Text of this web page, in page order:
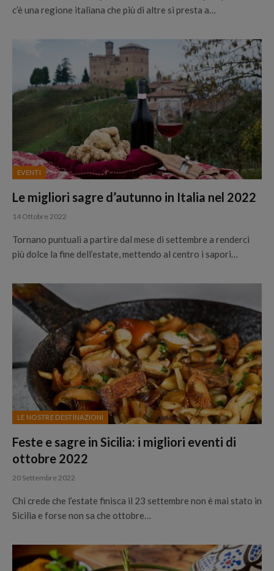
c’è una regione italiana che più di altre si presta a…
EVENTI
Le migliori sagre d’autunno in Italia nel 2022
14 Ottobre 2022
Tornano puntuali a partire dal mese di settembre a renderci
più dolce la fine dell’estate, mettendo al centro i sapori…
LE NOSTRE DESTINAZIONI
Feste e sagre in Sicilia: i migliori eventi di
ottobre 2022
20 Settembre 2022
Chi crede che l’estate finisca il 23 settembre non è mai stato in
Sicilia e forse non sa che ottobre…